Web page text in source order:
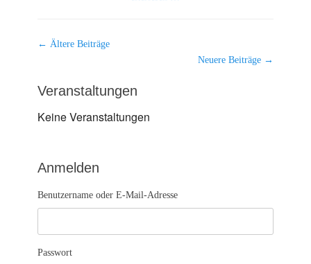
Beitragsnavigation
← Ältere Beiträge
Neuere Beiträge →
Veranstaltungen
Keine Veranstaltungen
Anmelden
Benutzername oder E-Mail-Adresse
Passwort